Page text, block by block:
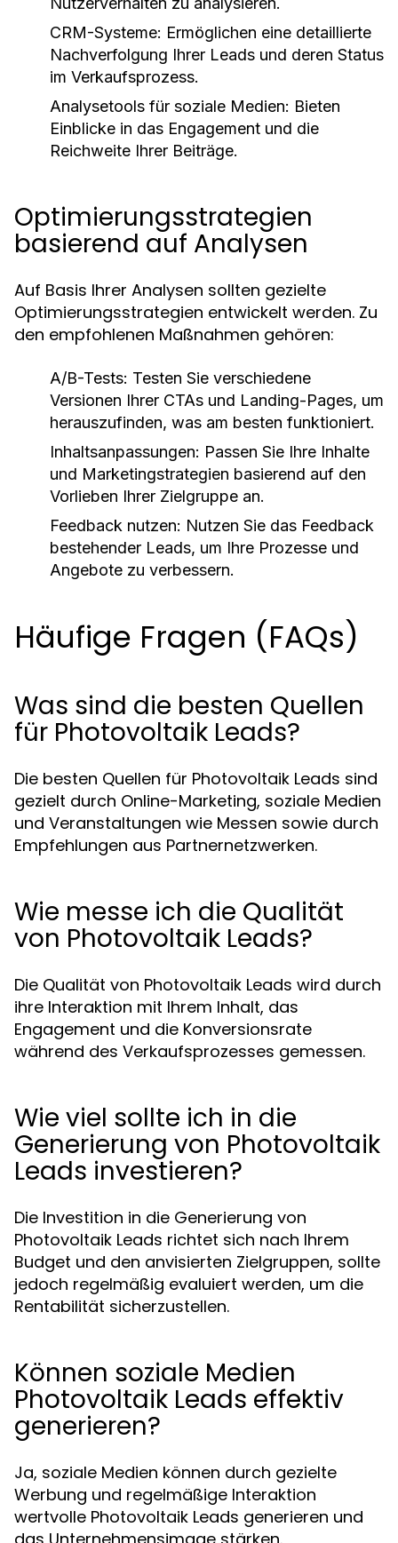
CRM-Systeme: Ermöglichen eine detaillierte
Nachverfolgung Ihrer Leads und deren Status
im Verkaufsprozess.
Analysetools für soziale Medien: Bieten
Einblicke in das Engagement und die
Reichweite Ihrer Beiträge.
Optimierungsstrategien
basierend auf Analysen
Auf Basis Ihrer Analysen sollten gezielte
Optimierungsstrategien entwickelt werden. Zu
den empfohlenen Maßnahmen gehören:
A/B-Tests: Testen Sie verschiedene
Versionen Ihrer CTAs und Landing-Pages, um
herauszufinden, was am besten funktioniert.
Inhaltsanpassungen: Passen Sie Ihre Inhalte
und Marketingstrategien basierend auf den
Vorlieben Ihrer Zielgruppe an.
Feedback nutzen: Nutzen Sie das Feedback
bestehender Leads, um Ihre Prozesse und
Angebote zu verbessern.
Häufige Fragen (FAQs)
Was sind die besten Quellen
für Photovoltaik Leads?
Die besten Quellen für Photovoltaik Leads sind
gezielt durch Online-Marketing, soziale Medien
und Veranstaltungen wie Messen sowie durch
Empfehlungen aus Partnernetzwerken.
Wie messe ich die Qualität
von Photovoltaik Leads?
Die Qualität von Photovoltaik Leads wird durch
ihre Interaktion mit Ihrem Inhalt, das
Engagement und die Konversionsrate
während des Verkaufsprozesses gemessen.
Wie viel sollte ich in die
Generierung von Photovoltaik
Leads investieren?
Die Investition in die Generierung von
Photovoltaik Leads richtet sich nach Ihrem
Budget und den anvisierten Zielgruppen, sollte
jedoch regelmäßig evaluiert werden, um die
Rentabilität sicherzustellen.
Können soziale Medien
Photovoltaik Leads effektiv
generieren?
Ja, soziale Medien können durch gezielte
Werbung und regelmäßige Interaktion
wertvolle Photovoltaik Leads generieren und